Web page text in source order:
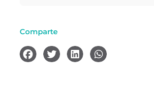
Comparte